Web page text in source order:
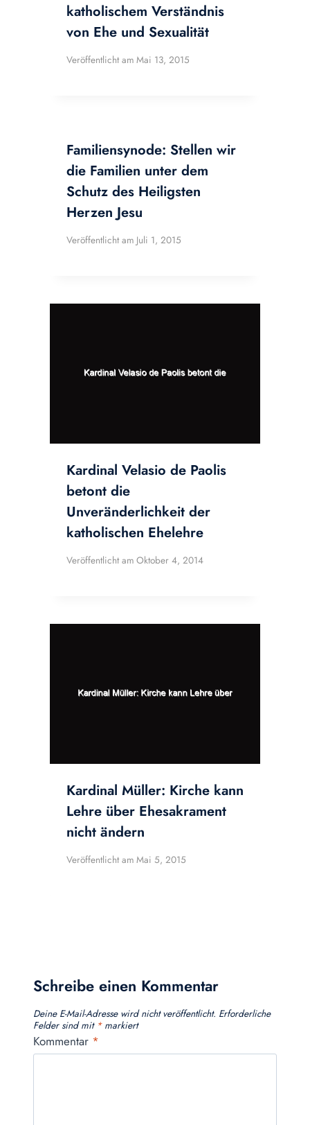
katholischem Verständnis
von Ehe und Sexualität
Veröffentlicht am Mai 13, 2015
Familiensynode: Stellen wir
die Familien unter dem
Schutz des Heiligsten
Herzen Jesu
Veröffentlicht am Juli 1, 2015
Kardinal Velasio de Paolis
betont die
Unveränderlichkeit der
katholischen Ehelehre
Veröffentlicht am Oktober 4, 2014
Kardinal Müller: Kirche kann
Lehre über Ehesakrament
nicht ändern
Veröffentlicht am Mai 5, 2015
Schreibe einen Kommentar
Deine E-Mail-Adresse wird nicht veröffentlicht. Erforderliche
Felder sind mit *markiert
Kommentar *